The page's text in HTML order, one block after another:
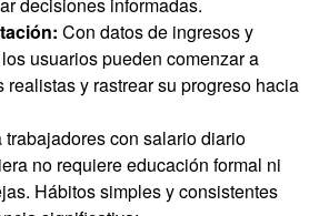
Con datos de ingresos y
usuarios pueden comenzar a
y rastrear su progreso hacia
con salario diario
no requiere educación formal ni
Hábitos simples y consistentes